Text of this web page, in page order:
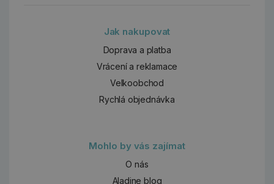
Jak nakupovat
Doprava a platba
Vrácení a reklamace
Velkoobchod
Rychlá objednávka
Mohlo by vás zajímat
O nás
Aladine blog